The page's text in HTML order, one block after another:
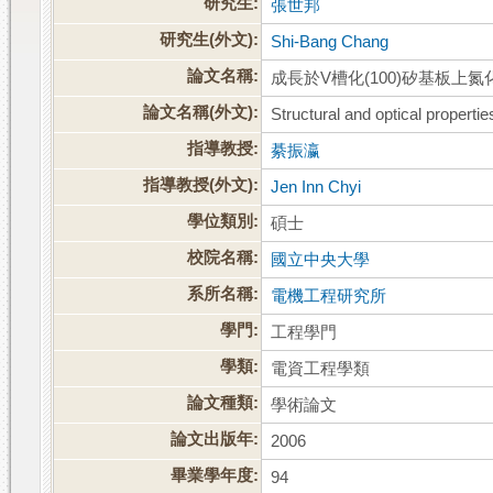
張世邦
研究生(外文):
Shi-Bang Chang
論文名稱:
成長於V槽化(100)矽基板上
論文名稱(外文):
Structural and optical
指導教授:
綦振瀛
指導教授(外文):
Jen Inn Chyi
學位類別:
碩士
校院名稱:
國立中央大學
系所名稱:
電機工程研究所
學門:
工程學門
學類:
電資工程學類
論文種類:
學術論文
論文出版年:
2006
畢業學年度:
94